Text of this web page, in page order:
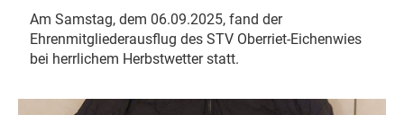
Am Samstag, dem 06.09.2025, fand der
Ehrenmitgliederausflug des STV Oberriet-Eichenwies
bei herrlichem Herbstwetter statt.